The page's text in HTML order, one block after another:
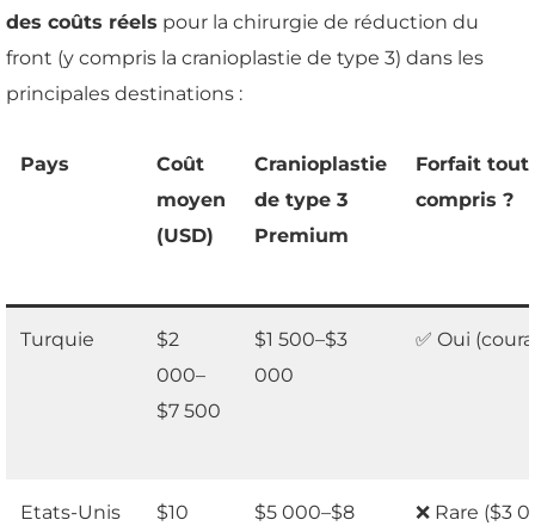
des coûts réels pour la chirurgie de réduction du
front (y compris la cranioplastie de type 3) dans les
principales destinations :
Pays
Coût
moyen
(USD)
Cranioplastie
de type 3
Premium
Forfait tout
compris ?
Turquie
$2
000–
$7 500
$1 500–$3
000
✅ Oui
Etats-Unis
$10
$5 000–$8
❌ Rare ($3